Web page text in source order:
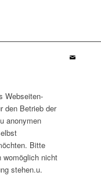
Webseiten-
den Betrieb der
anonymen
Bitte
womöglich nicht
stehen.u.